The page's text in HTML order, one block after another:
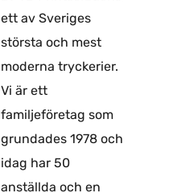
ett av Sveriges
största och mest
moderna tryckerier.
Vi är ett
familjeföretag som
grundades 1978 och
idag har 50
anställda och en